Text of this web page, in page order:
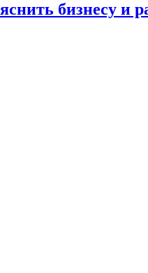
бизнесу и